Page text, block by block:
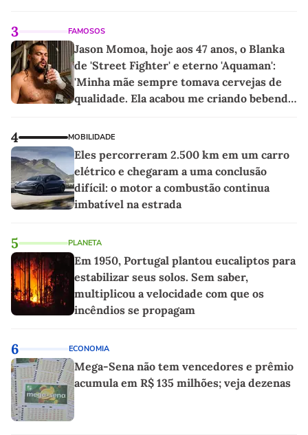
3 FAMOSOS
Jason Momoa, hoje aos 47 anos, o Blanka
de 'Street Fighter' e eterno 'Aquaman':
'Minha mãe sempre tomava cervejas de
qualidade. Ela acabou me criando bebendo
4 MOBILIDADE
Eles percorreram 2.500 km em um carro
elétrico e chegaram a uma conclusão
difícil: o motor a combustão continua
imbatível na estrada
5 PLANETA
Em 1950, Portugal plantou eucaliptos para
estabilizar seus solos. Sem saber,
multiplicou a velocidade com que os
incêndios se propagam
6 ECONOMIA
Mega-Sena não tem vencedores e prêmio
acumula em R$ 135 milhões; veja dezenas